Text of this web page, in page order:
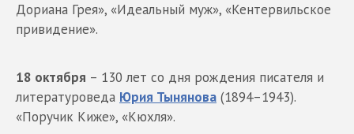
Дориана Грея», «Идеальный муж», «Кентервильское
привидение».
18 октября – 130 лет со дня рождения писателя и
литературоведа Юрия Тынянова (1894–1943).
«Поручик Киже», «Кюхля».